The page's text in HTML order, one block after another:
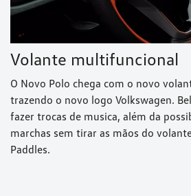
Volante multifuncional
O Novo Polo chega com o novo
trazendo o novo logo Volkswagen.
fazer trocas de musica, além da
marchas sem tirar as mãos do
Paddles.